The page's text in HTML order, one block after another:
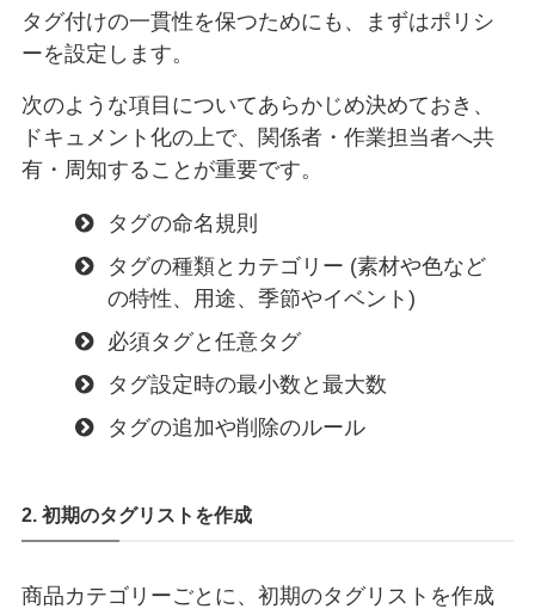
タグ付けの一貫性を保つためにも、まずはポリシ
ーを設定します。
次のような項目についてあらかじめ決めておき、
ドキュメント化の上で、関係者・作業担当者へ共
有・周知することが重要です。
タグの命名規則
タグの種類とカテゴリー (素材や色など
の特性、用途、季節やイベント)
必須タグと任意タグ
タグ設定時の最小数と最大数
タグの追加や削除のルール
2. 初期のタグリストを作成
商品カテゴリーごとに、初期のタグリストを作成